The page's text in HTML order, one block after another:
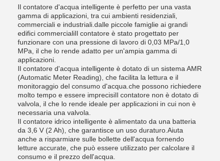
Il contatore d'acqua intelligente è perfetto per una vasta
gamma di applicazioni, tra cui ambienti residenziali,
commerciali e industriali.dalle piccole famiglie ai grandi
edifici commercialiIl contatore è stato progettato per
funzionare con una pressione di lavoro di 0,03 MPa/1,0
MPa, il che lo rende adatto per un'ampia gamma di
applicazioni.
Il contatore d'acqua intelligente è dotato di un sistema AMR
(Automatic Meter Reading), che facilita la lettura e il
monitoraggio del consumo d'acqua.che possono richiedere
molto tempo e essere imprecisiIl contatore non è dotato di
valvola, il che lo rende ideale per applicazioni in cui non è
necessaria una valvola.
Il contatore idrico intelligente è alimentato da una batteria
da 3,6 V (2 Ah), che garantisce un uso duraturo.Aiuta
anche a risparmiare sulle bollette dell'acqua fornendo
letture accurate, che può essere utilizzato per calcolare il
consumo e il prezzo dell'acqua.